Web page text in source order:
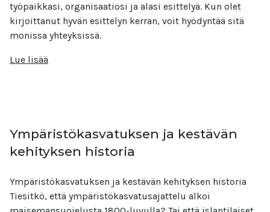
työpaikkasi, organisaatiosi ja alasi esittelyä. Kun olet
kirjoittanut hyvän esittelyn kerran, voit hyödyntää sitä
monissa yhteyksissä.
Lue lisää
Ympäristökasvatuksen ja kestävän
kehityksen historia
Ympäristökasvatuksen ja kestävän kehityksen historia
Tiesitkö, että ympäristökasvatusajattelu alkoi